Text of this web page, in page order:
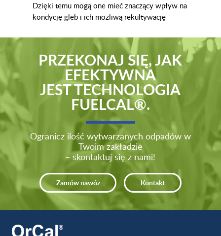
Dzięki temu mogą one mieć znaczący wpływ na
kondycję gleb i ich możliwą rekultywację
PRZEKONAJ SIĘ, JAK
EFEKTYWNA
JEST TECHNOLOGIA
FUELCAL®.
Ogranicz ilość wytwarzanych odpadów w
Twoim zakładzie
– skontaktuj się z nami!
Zamów nawóz Kontakt